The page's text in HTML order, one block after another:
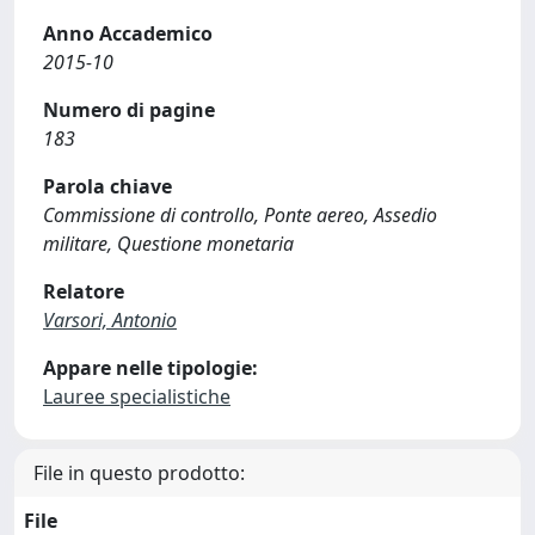
Anno Accademico
2015-10
Numero di pagine
183
Parola chiave
Commissione di controllo, Ponte aereo, Assedio
militare, Questione monetaria
Relatore
Varsori, Antonio
Appare nelle tipologie:
Lauree specialistiche
File in questo prodotto:
File